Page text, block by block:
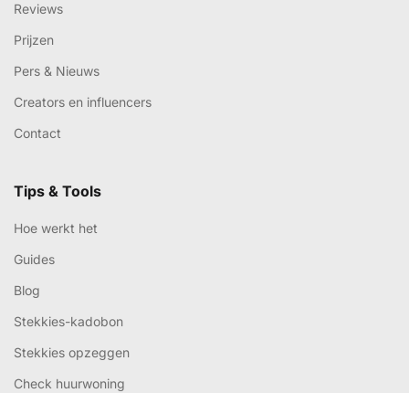
Reviews
Prijzen
Pers & Nieuws
Creators en influencers
Contact
Tips & Tools
Hoe werkt het
Guides
Blog
Stekkies-kadobon
Stekkies opzeggen
Check huurwoning